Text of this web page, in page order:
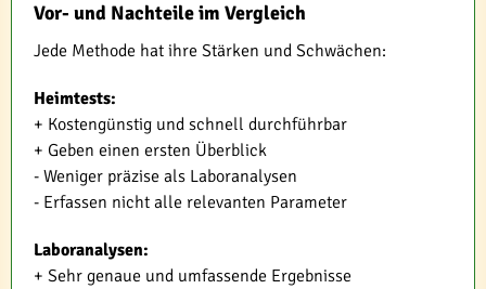
Vor- und Nachteile im Vergleich
Jede Methode hat ihre Stärken und Schwächen:
Heimtests:
+ Kostengünstig und schnell durchführbar
+ Geben einen ersten Überblick
- Weniger präzise als Laboranalysen
- Erfassen nicht alle relevanten Parameter
Laboranalysen:
+ Sehr genaue und umfassende Ergebnisse